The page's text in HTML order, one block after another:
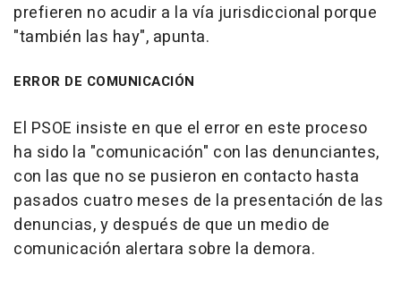
prefieren no acudir a la vía jurisdiccional porque
"también las hay", apunta.
ERROR DE COMUNICACIÓN
El PSOE insiste en que el error en este proceso
ha sido la "comunicación" con las denunciantes,
con las que no se pusieron en contacto hasta
pasados cuatro meses de la presentación de las
denuncias, y después de que un medio de
comunicación alertara sobre la demora.